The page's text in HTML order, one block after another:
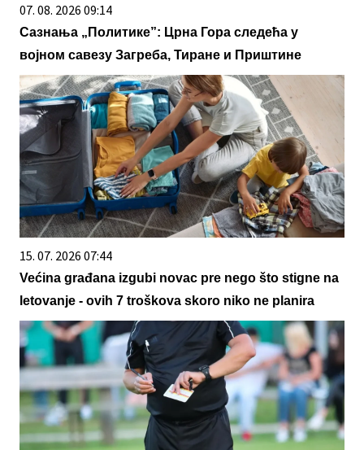
07. 08. 2026 09:14
Сазнања „Политике”: Црна Гора следећа у
војном савезу Загреба, Тиране и Приштине
15. 07. 2026 07:44
Većina građana izgubi novac pre nego što stigne na
letovanje - ovih 7 troškova skoro niko ne planira